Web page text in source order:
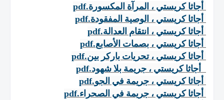
أجاثا كريستي ، المرآة المكسورة.pdf
أجاثا كريستي ، الوصية المفقودة.pdf
أجاثا كريستي ، انتقام العدالة.pdf
أجاثا كريستي ، بصمات الأصابع.pdf
أجاثا كريستي ، تحريات باركر بين.pdf
أجاثا كريستي ، جريمة بلا شهود.pdf
أجاثا كريستي ، جريمة في الجو.pdf
أجاثا كريستي ، جريمة في الصحراء.pdf